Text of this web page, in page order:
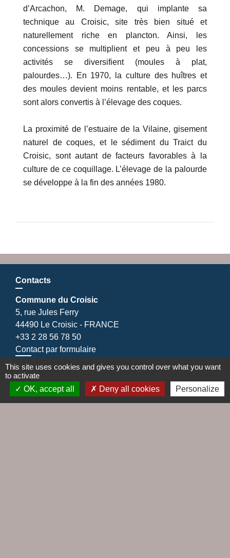
d’Arcachon, M. Demage, qui implante sa
technique au Croisic, site très bien situé et
naturellement riche en plancton. Ainsi, les
concessions se multiplient et peu à peu les
activités se diversifient (moules à plat,
palourdes…). En 1970, la culture des huîtres et
des moules devient moins rentable, et les parcs
sont alors convertis à l’élevage des coques.
La proximité de l’estuaire de la Vilaine, gisement
naturel de coques, et le sédiment du Traict du
Croisic, sont autant de facteurs favorables à la
culture de ce coquillage. L’élevage de la palourde
se développe à la fin des années 1980.
Contacts
Commune du Croisic
5, rue Jules Ferry
44490 Le Croisic - FRANCE
+33 2 28 56 78 50
Contact par formulaire
This site uses cookies and gives you control over what you want
to activate
OK, accept all
Deny all cookies Personalize